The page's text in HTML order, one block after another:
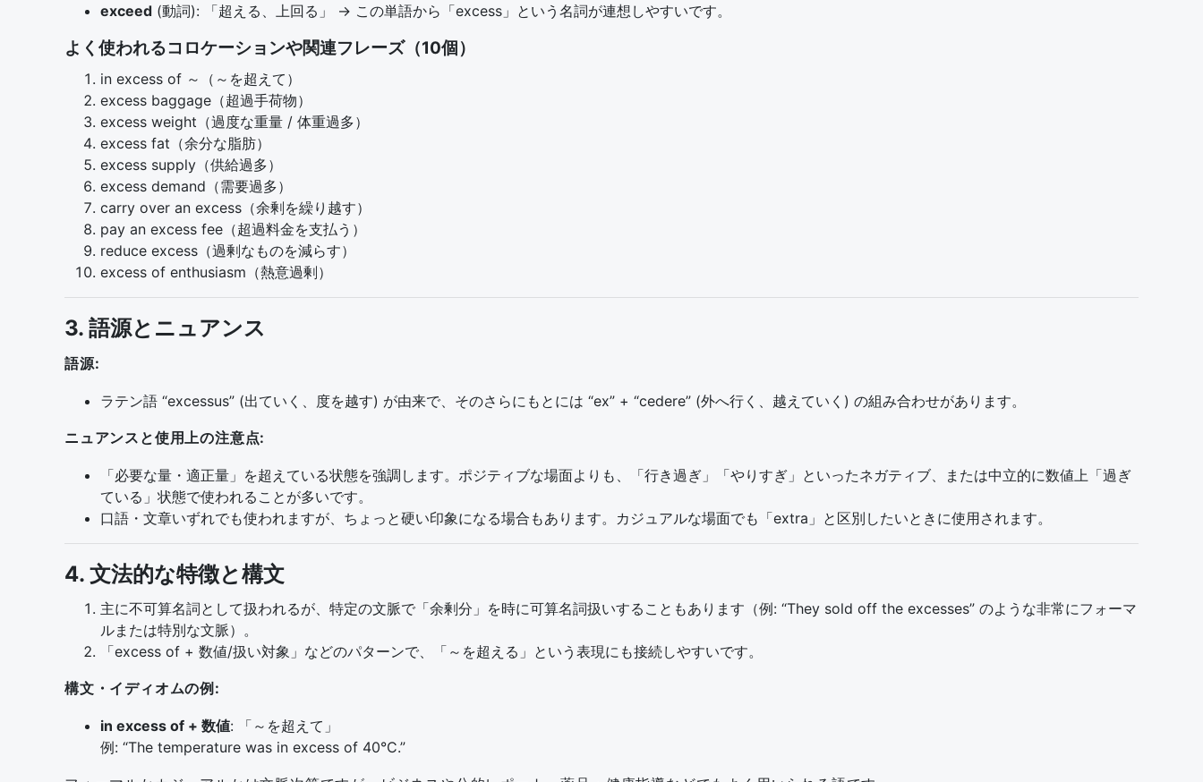
exceed (動詞): 「超える、上回る」 → この単語から「excess」という名詞が連想しやすいです。
よく使われるコロケーションや関連フレーズ（10個）
in excess of ～（～を超えて）
excess baggage（超過手荷物）
excess weight（過度な重量 / 体重過多）
excess fat（余分な脂肪）
excess supply（供給過多）
excess demand（需要過多）
carry over an excess（余剰を繰り越す）
pay an excess fee（超過料金を支払う）
reduce excess（過剰なものを減らす）
excess of enthusiasm（熱意過剰）
3. 語源とニュアンス
語源:
ラテン語 “excessus” (出ていく、度を越す) が由来で、そのさらにもとには “ex” + “cedere” (外へ行く、越えていく) の組み合わせがあります。
ニュアンスと使用上の注意点:
「必要な量・適正量」を超えている状態を強調します。ポジティブな場面よりも、「行き過ぎ」「やりすぎ」といったネガティブ、または中立的に数値上「過ぎ
ている」状態で使われることが多いです。
口語・文章いずれでも使われますが、ちょっと硬い印象になる場合もあります。カジュアルな場面でも「extra」と区別したいときに使用されます。
4. 文法的な特徴と構文
主に不可算名詞として扱われるが、特定の文脈で「余剰分」を時に可算名詞扱いすることもあります（例: “They sold off the excesses” のような非常にフォーマ
ルまたは特別な文脈）。
「excess of + 数値/扱い対象」などのパターンで、「～を超える」という表現にも接続しやすいです。
構文・イディオムの例:
in excess of + 数値: 「～を超えて」
例: “The temperature was in excess of 40°C.”